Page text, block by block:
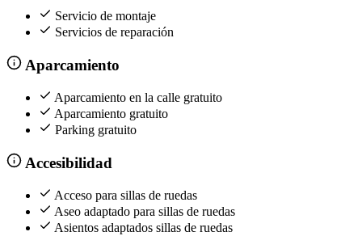
Servicio de montaje
Servicios de reparación
Aparcamiento
Aparcamiento en la calle gratuito
Aparcamiento gratuito
Parking gratuito
Accesibilidad
Acceso para sillas de ruedas
Aseo adaptado para sillas de ruedas
Asientos adaptados sillas de ruedas